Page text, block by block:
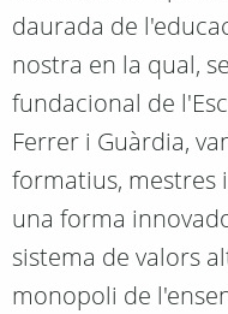
daurada de
nostra en la qual,
fundacional de
Ferrer i Guàrdia,
formatius, mestres
una forma
sistema de valors
monopoli de